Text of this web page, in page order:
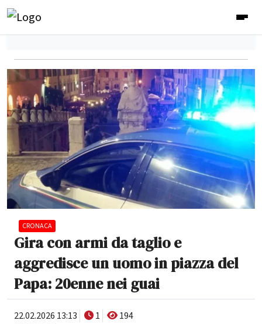
CRONACA
Gira con armi da taglio e
aggredisce un uomo in piazza del
Papa: 20enne nei guai
22.02.2026 13:13 1
194